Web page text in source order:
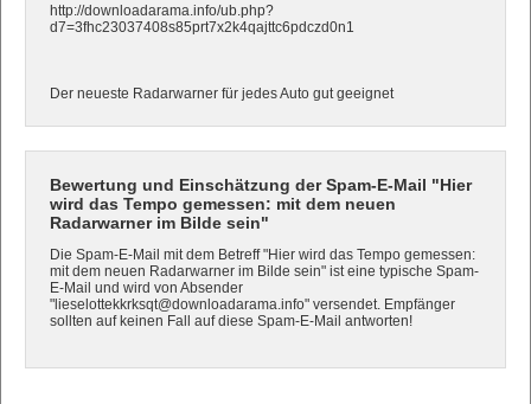
http://downloadarama.info/ub.php?
d7=3fhc23037408s85prt7x2k4qajttc6pdczd0n1
Der neueste Radarwarner für jedes Auto gut geeignet
Bewertung und Einschätzung der Spam-E-Mail "Hier
wird das Tempo gemessen: mit dem neuen
Radarwarner im Bilde sein"
Die Spam-E-Mail mit dem Betreff "Hier wird das Tempo gemessen:
mit dem neuen Radarwarner im Bilde sein" ist eine typische Spam-
E-Mail und wird von Absender
"lieselottekkrksqt@downloadarama.info" versendet. Empfänger
sollten auf keinen Fall auf diese Spam-E-Mail antworten!